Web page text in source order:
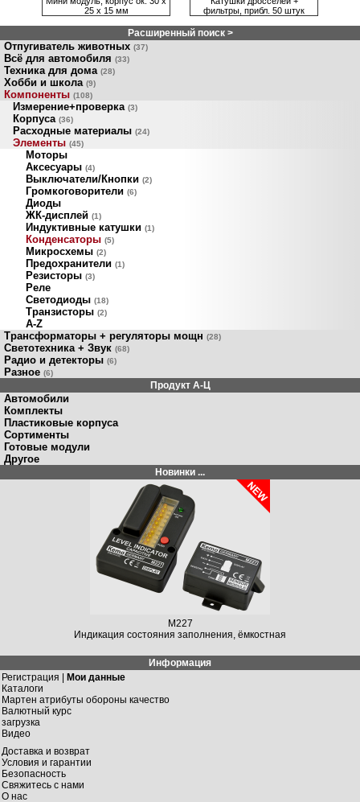
25 х 15 мм
фильтры, прибл. 50 штук
Расширенный поиск >
Отпугиватель животных (37)
Всё для автомобиля (33)
Техника для дома (28)
Хобби и школа (9)
Компоненты (108)
Измерение+проверка (3)
Корпуса (36)
Расходные материалы (24)
Элементы (45)
Моторы
Аксесуары (4)
Выключатели/Кнопки (2)
Громкоговорители (6)
Диоды
ЖК-дисплей (1)
Индуктивные катушки (1)
Конденсаторы (5)
Микросхемы (2)
Предохранители (1)
Резисторы (3)
Реле
Светодиоды (18)
Транзисторы (2)
A-Z
Трансформаторы + регуляторы мощн (28)
Светотехника + Звук (68)
Радио и детекторы (6)
Разное (6)
Продукт A-Ц
Автомобили
Комплекты
Пластиковые корпуса
Сортименты
Готовые модули
Другое
Новинки ...
M227
Индикация состояния заполнения, ёмкостная
Информация
Регистрация | Мои данные
Каталоги
Мартен атрибуты обороны качество
Валютный курс
загрузка
Видео
Доставка и возврат
Условия и гарантии
Безопасность
Свяжитесь с нами
О нас